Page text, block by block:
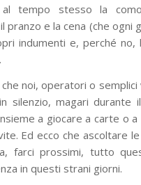
tempo stesso la
e la cena (che ogni
indumenti e, perché no,
noi, operatori o
silenzio, magari durante
a giocare a carte o a
Ed ecco che ascoltare
farci prossimi, tutto
in questi strani giorni.